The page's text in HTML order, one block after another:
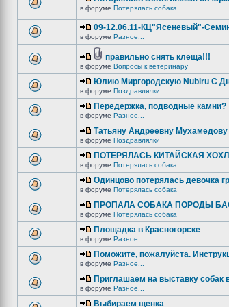
в форуме Потерялась собака
09-12.06.11-КЦ"Ясеневый"-
в форуме Разное...
правильно снять клеща!!!
в форуме Вопросы к ветеринару
Юлию Миргородскую Nubiru С
в форуме Поздравлялки
Передержка, подводные камни?
в форуме Разное...
Татьяну Андреевну
в форуме Поздравлялки
ПОТЕРЯЛАСЬ КИТАЙСКАЯ
в форуме Потерялась собака
Одинцово потерялась девочка
в форуме Потерялась собака
ПРОПАЛА СОБАКА ПОРОДЫ
в форуме Потерялась собака
Площадка в Красногорске
в форуме Разное...
Поможите, пожалуйста.
в форуме Разное...
Приглашаем на выставку собак
в форуме Разное...
Выбираем щенка